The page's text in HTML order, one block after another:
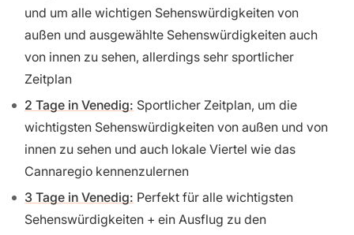
und um alle wichtigen Sehenswürdigkeiten von
außen und ausgewählte Sehenswürdigkeiten auch
von innen zu sehen, allerdings sehr sportlicher
Zeitplan
2 Tage in Venedig: Sportlicher Zeitplan, um die
wichtigsten Sehenswürdigkeiten von außen und von
innen zu sehen und auch lokale Viertel wie das
Cannaregio kennenzulernen
3 Tage in Venedig: Perfekt für alle wichtigsten
Sehenswürdigkeiten + ein Ausflug zu den